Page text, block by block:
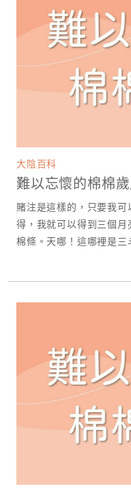
大陰百科
難以忘懷的棉棉
賭注是這樣的，只要我
得，我就可以得到三個
棉條。天哪！這哪裡是三